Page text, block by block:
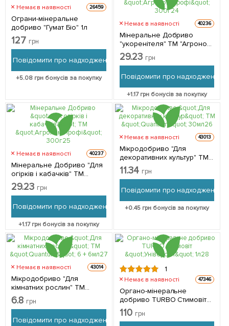
Немає в наявності 26459
Ограни-мінеральне
добриво "Гумат Біо" 1л
127 грн
Повідомити про надходження
+5.08 грн бонусів за покупку
Немає в наявності 40236
Мінеральне Добриво
"укоренітеля" ТМ "Агроном
Профі" 300г
29.23 грн
Повідомити про надходження
+1.17грн бонусів за покупку
Немає в наявності 40237
Мінеральне Добриво "Для
огірків і кабачків" ТМ
"Агроном Профі" 300г
29.23 грн
Повідомити про надходження
+1.17грн бонусів за покупку
Немає в наявності 43013
Мікродобриво "Для
декоративних культур" ТМ
"Quantum" 30мл
11.34 грн
Повідомити про надходження
+0.45грн бонусів за покупку
Немає в наявності 43014
Мікродобриво "Для
кімнатних рослин" ТМ
"Quantum" 6 + 6мл
6.8 грн
Повідомити про надходження
1
Немає в наявності 47346
Органо-мінеральне
добриво TURBO Стимовіт
"Універсал" 1л
110 грн